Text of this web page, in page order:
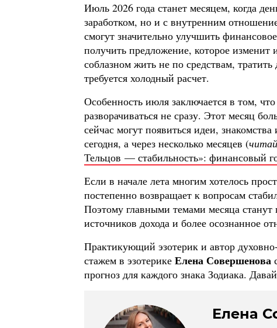
Июль 2026 года станет месяцем, когда
заработком, но и с внутренним
смогут значительно улучшить
получить предложение, которое изменит
соблазном жить не по средствам,
требуется холодный расчет.
Особенность июля заключается в том,
разворачиваться не сразу. Этот месяц
сейчас могут появиться идеи,
сегодня, а через несколько месяцев (
Тельцов — стабильность»: финансовый
Если в начале лета многим хотелось
постепенно возвращает к вопросам
Поэтому главными темами месяца
источников дохода и более осознанное
Практикующий эзотерик и автор
стажем в эзотерике Елена Совершенова
прогноз для каждого знака Зодиака.
Елена